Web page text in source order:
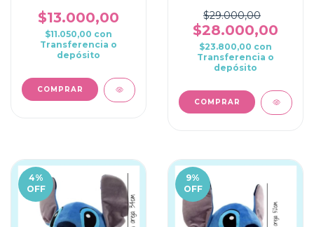
$13.000,00
$11.050,00 con
Transferencia o
depósito
COMPRAR
$29.000,00
$28.000,00
$23.800,00 con
Transferencia o
depósito
4%
OFF
9%
OFF